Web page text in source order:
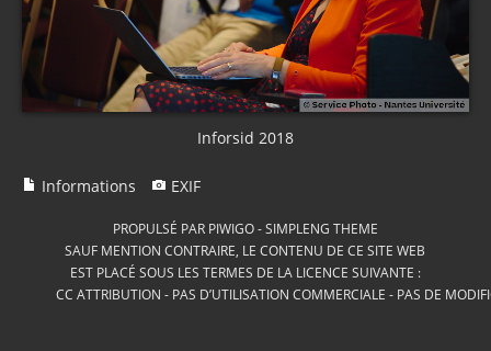
Inforsid 2018
Informations EXIF
PROPULSÉ PAR PIWIGO-SIMPLENG THEME
SAUF MENTION CONTRAIRE, LE CONTENU DE CE SITE WEB
EST PLACÉ SOUS LES TERMES DE LA LICENCE SUIVANTE :
CC ATTRIBUTION - PAS D’UTILISATION COMMERCIALE - PAS DE